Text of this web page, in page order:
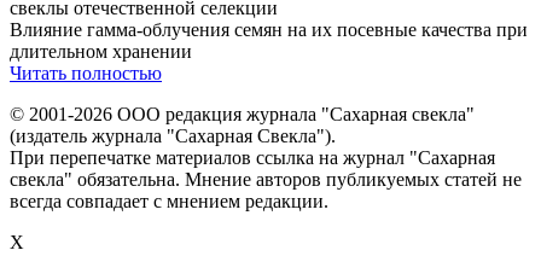
свеклы отечественной селекции
Влияние гамма-облучения семян на их посевные качества при
длительном хранении
Читать полностью
© 2001-2026 ООО редакция журнала "Сахарная свекла"
(издатель журнала "Сахарная Свекла").
При перепечатке материалов ссылка на журнал "Сахарная
свекла" обязательна. Мнение авторов публикуемых статей не
всегда совпадает с мнением редакции.
X